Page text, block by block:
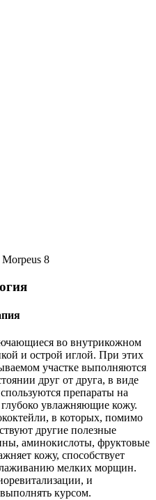
8
во внутрикожном
и острой иглой. При этих
участке выполняются
друг от друга, в виде
препараты на
увлажняющие кожу.
в которых, помимо
другие полезные
аминокислоты, фруктовые
кожу, способствует
мелких морщин.
и
курсом.